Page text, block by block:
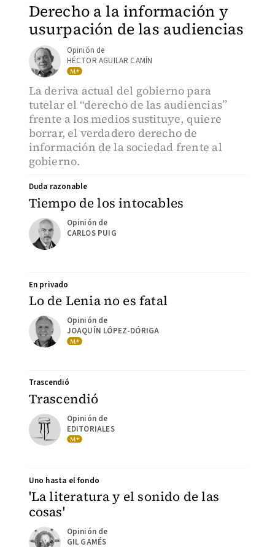
Derecho a la información y
usurpación de las audiencias
HÉCTOR AGUILAR CAMÍN
La deriva actual del gobierno para
tutelar el “derecho de las audiencias”
frente a los medios sustituye, quiere
borrar, el verdadero derecho de
información de la sociedad frente al
gobierno.
Tiempo de los intocables
Duda razonable
CARLOS PUIG
Lo de Lenia no es fatal
En privado
JOAQUÍN LÓPEZ-DÓRIGA
Trascendió
Trascendió
EDITORIALES
'La literatura y el sonido de las
cosas'
Uno hasta el fondo
GIL GAMÉS